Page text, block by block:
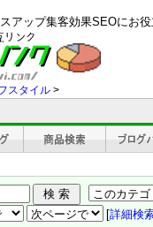
アップ集客効果SEOにお
スタイル >
[詳細検